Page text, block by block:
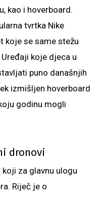
kao i hoverboard.
tvrtka Nike
koje se same stežu
koje djeca u
puno današnjih
izmišljen hoverboard
godinu mogli
dronovi
za glavnu ulogu
Riječ je o